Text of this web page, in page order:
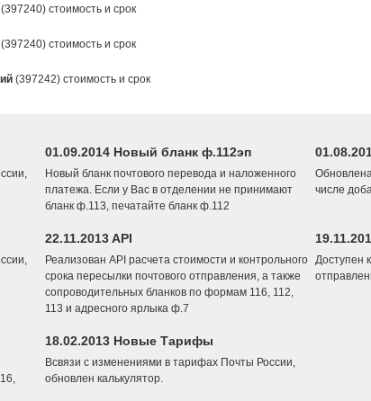
(397240) стоимость и срок
(397240) стоимость и срок
(397242) стоимость и срок
01.09.2014 Новый бланк ф.112эп
Новый бланк почтового перевода и наложенного
платежа. Если у Вас в отделении не принимают
бланк ф.113, печатайте бланк ф.112
числе
22.11.2013 API
Реализован API расчета стоимости и контрольного
срока пересылки почтового отправления, а также
сопроводительных бланков по формам 116, 112,
113 и адресного ярлыка ф.7
Доступен
18.02.2013 Новые Тарифы
Всвязи с изменениями в тарифах Почты России,
обновлен калькулятор.